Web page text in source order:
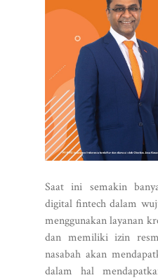
Saat ini semakin
digital fintech dalam
menggunakan layanan
dan memiliki izin
nasabah akan
dalam hal